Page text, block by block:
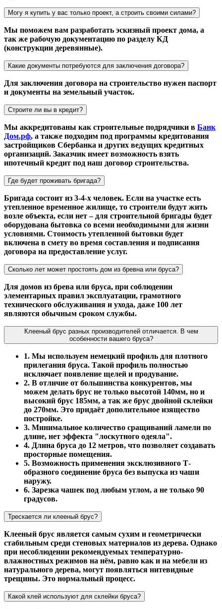
Могу я купить у вас только проект, а строить своими силами?
Мы поможем вам разработать эскизный проект дома, а
так же рабочую документацию по разделу КД
(конструкции деревянные).
Какие документы потребуются для заключения договора?
Для заключения договора на строительство нужен паспорт
и документы на земельный участок.
Строите ли вы в кредит?
Мы аккредитованы как строительные подрядчики в Банк
Дом.рф, а также подходим под программы кредитования
застройщиков Сбербанка и других ведущих кредитных
организаций. Заказчик имеет возможность взять
ипотечный кредит под наш договор строительства.
Где будет проживать бригада?
Бригада состоит из 3-4-х человек. Если на участке есть
утепленное временное жилище, то строители будут жить
возле объекта, если нет – для строительной бригады будет
оборудована бытовка со всеми необходимыми для жизни
условиями. Стоимость утепленной бытовки будет
включена в смету во время составления и подписания
договора на предоставление услуг.
Сколько лет может простоять дом из бревна или бруса?
Для домов из брева или бруса, при соблюдении
элементарных правил эксплуатации, грамотного
технического обслуживания и ухода, даже 100 лет
являются обычным сроком службы.
Клееный брус разных производителей отличается. В чем
особенности вашего бруса?
1. Мы используем немецкий профиль для плотного
прилегания бруса. Такой профиль полностью
исключает появление щелей и продувание.
2. В отличие от большинства конкурентов, мы
можем делать брус не только высотой 140мм, но и
высокий брус 185мм, а так же брус двойной склейки
до 270мм. Это придаёт дополительное изящество
постройке.
3. Минимальное количество сращиваний ламели по
длине, нет эффекта "лоскутного одеяла".
4. Длина бруса до 12 метров, что позволяет создавать
просторные помещения.
5. Возможность применения эксклюзивного Т-
образного соединение бруса без выпуска из чаши
наружу.
6. Зарезка чашек под любым углом, а не только 90
градусов.
Трескается ли клееный брус?
Клееный брус является самым сухим и геометрически
стабильным среди стеновых материалов из дерева. Однако
при несоблюдении рекомендуемых температурно-
влажностных режимов на нём, равно как и на мебели из
натурального дерева, могут появляться нитевидные
трещины. Это нормальный процесс.
Какой клей используют для склейки бруса?